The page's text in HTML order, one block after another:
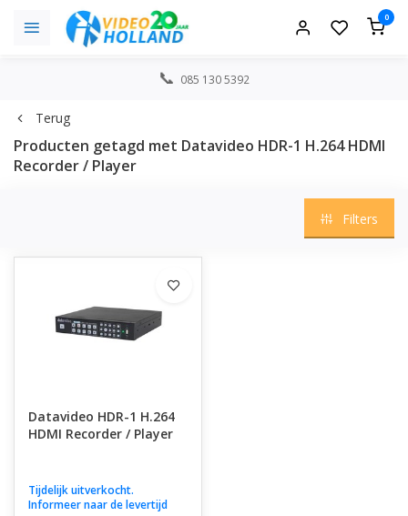
0
085 130 5392
Terug
Producten getagd met Datavideo HDR-1 H.264 HDMI
Recorder / Player
Filters
Datavideo HDR-1 H.264
HDMI Recorder / Player
Tijdelijk uitverkocht.
Informeer naar de levertijd